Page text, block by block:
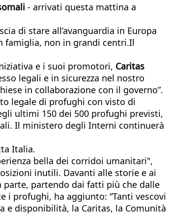
- arrivati questa mattina a
di stare all’avanguardia in Europa
famiglia, non in grandi centri.Il
e i suoi promotori, Caritas
legali e in sicurezza nel nostro
in collaborazione con il governo”.
legale di profughi con visto di
ultimi 150 dei 500 profughi previsti,
Il ministero degli Interni continuerà
Italia.
bella dei corridoi umanitari",
inutili. Davanti alle storie e ai
parte, partendo dai fatti più che dalle
i profughi, ha aggiunto: “Tanti vescovi
e disponibilità, la Caritas, la Comunità